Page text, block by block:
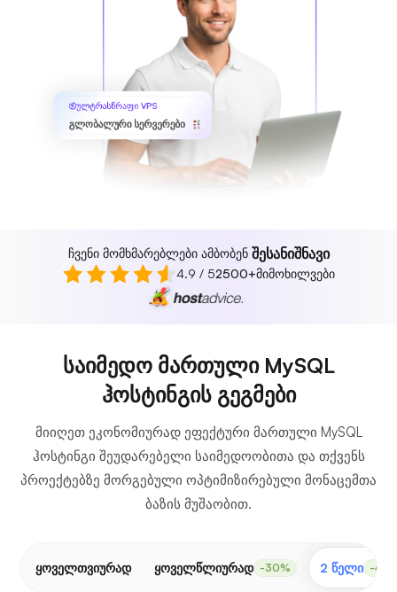
ულტრასწრაფი VPS
გლობალური სერვერები
ჩვენი მომხმარებლები ამბობენ შესანიშნავი
4.9 / 52500+მიმოხილვები
საიმედო მართული MySQL
ჰოსტინგის გეგმები
მიიღეთ ეკონომიურად ეფექტური მართული MySQL
ჰოსტინგი შეუდარებელი საიმედოობითა და თქვენს
პროექტებზე მორგებული ოპტიმიზირებული მონაცემთა
ბაზის მუშაობით.
ყოველთვიურად ყოველწლიურად -30% 2 წელი -